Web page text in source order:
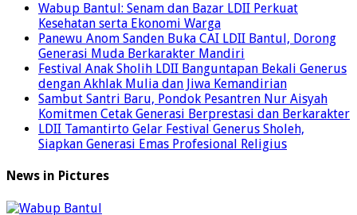
Wabup Bantul: Senam dan Bazar LDII Perkuat
Kesehatan serta Ekonomi Warga
Panewu Anom Sanden Buka CAI LDII Bantul, Dorong
Generasi Muda Berkarakter Mandiri
Festival Anak Sholih LDII Banguntapan Bekali Generus
dengan Akhlak Mulia dan Jiwa Kemandirian
Sambut Santri Baru, Pondok Pesantren Nur Aisyah
Komitmen Cetak Generasi Berprestasi dan Berkarakter
LDII Tamantirto Gelar Festival Generus Sholeh,
Siapkan Generasi Emas Profesional Religius
News in Pictures